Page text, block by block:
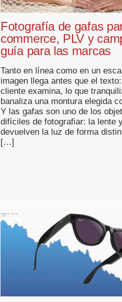
Fotografía de gafas
commerce, PLV y
guía para las marcas
Tanto en línea como en un
imagen llega antes que el
cliente examina, lo que
banaliza una montura elegida
Y las gafas son uno de los
difíciles de fotografiar: la lente
devuelven la luz de forma
[…]